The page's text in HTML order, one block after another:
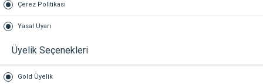
Çerez Politikası
Yasal Uyarı
Üyelik Seçenekleri
Gold Üyelik